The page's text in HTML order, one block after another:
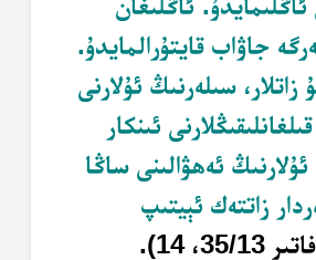
جاۋاب قايتۇرالمايدۇ.
سىلەرنىڭ ئۇلارنى
ئىنكار
ئەھۋالىنى ساڭا
زاتتەك ئېيتىپ
13، 14).